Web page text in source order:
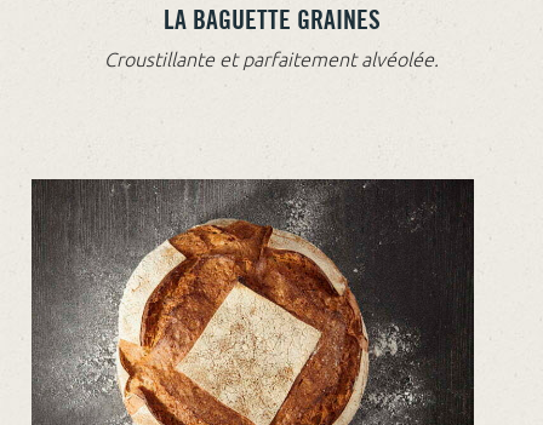
LA BAGUETTE GRAINES
Croustillante et parfaitement alvéolée.